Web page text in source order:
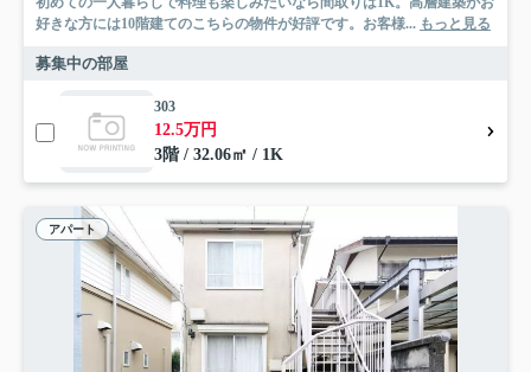
好きな方には10階建てのこちらの物件が好評です。お客様... もっと見る
募集中の部屋
303
12.5万円
3階 / 32.06㎡ / 1K
アパート